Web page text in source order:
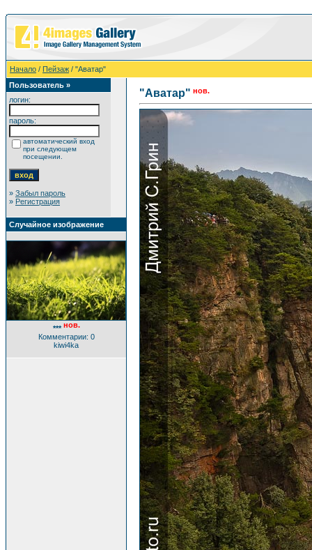
Начало / Пейзаж / "Аватар"
Пользователь »
логин:
пароль:
автоматический вход
при следующем
посещении.
» Забыл пароль
» Регистрация
Случайное изображение
*** нов.
Комментарии: 0
kiwi4ka
"Аватар" нов.